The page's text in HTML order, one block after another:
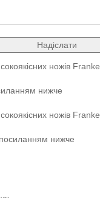
Надіслати
ножів Franke
нижче
ножів Franke
нижче